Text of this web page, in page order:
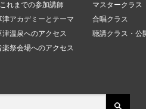
これまでの参加講師
津アカデミーとテーマ
津温泉へのアクセス
楽祭会場へのアクセス
マスタークラス
合唱クラス
聴講クラス・公